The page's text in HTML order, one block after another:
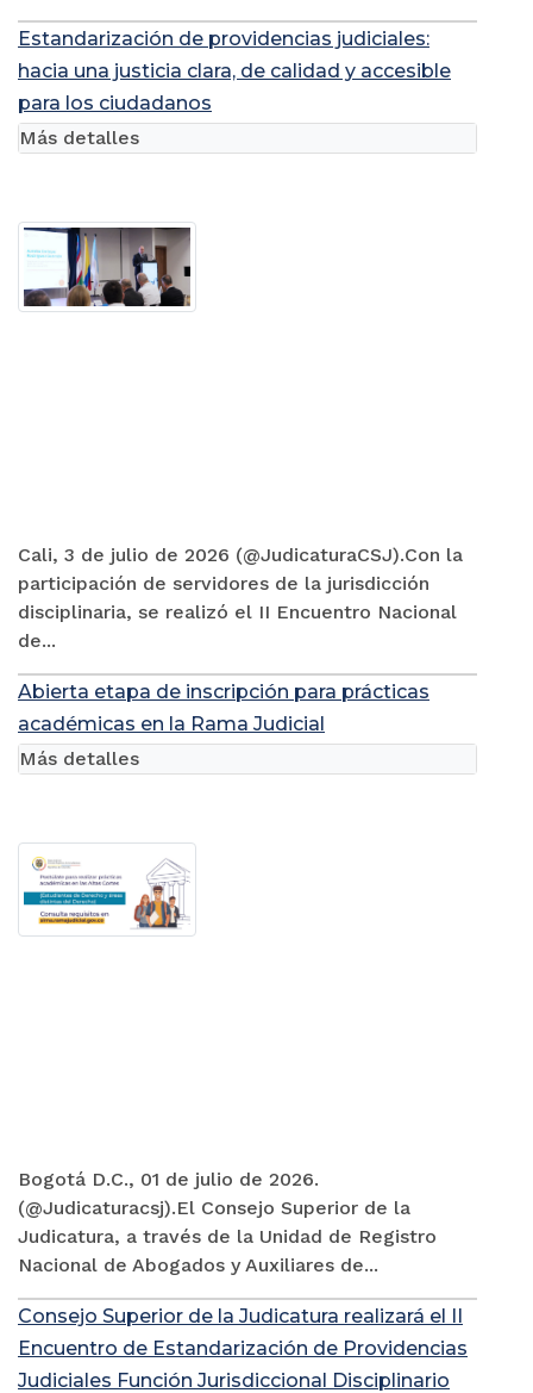
Estandarización de providencias judiciales:
hacia una justicia clara, de calidad y accesible
para los ciudadanos
Cali, 3 de julio de 2026 (@JudicaturaCSJ).Con la
participación de servidores de la jurisdicción
disciplinaria, se realizó el II Encuentro Nacional
de...
Más detalles
Abierta etapa de inscripción para prácticas
académicas en la Rama Judicial
Bogotá D.C., 01 de julio de 2026.
(@Judicaturacsj).El Consejo Superior de la
Judicatura, a través de la Unidad de Registro
Nacional de Abogados y Auxiliares de...
Más detalles
Consejo Superior de la Judicatura realizará el II
Encuentro de Estandarización de Providencias
Judiciales Función Jurisdiccional Disciplinario